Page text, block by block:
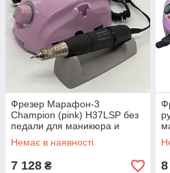
Фрезер Марафон-3
Champion (pink) H37LSP без
педали для маникюра и
педикюра
Немає в наявності
7 128 ₴